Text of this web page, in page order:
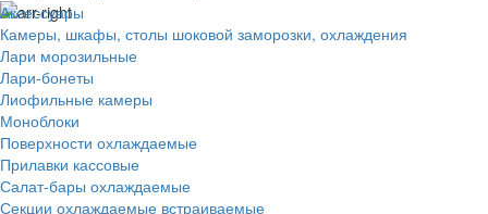
Аксессуары
Камеры, шкафы, столы шоковой заморозки, охлаждения
Лари морозильные
Лари-бонеты
Лиофильные камеры
Моноблоки
Поверхности охлаждаемые
Прилавки кассовые
Салат-бары охлаждаемые
Секции охлаждаемые встраиваемые